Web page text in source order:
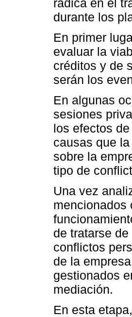
radica en el
durante los
En primer
evaluar la
créditos y de
serán los
En algunas
sesiones
los efectos
causas que
sobre la
tipo de
Una vez
mencionados
de tratarse
conflictos
de la
gestionados
mediación.
En esta